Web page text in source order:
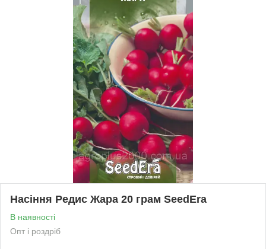
Насіння Редис Жара 20 грам SeedEra
В наявності
Опт і роздріб